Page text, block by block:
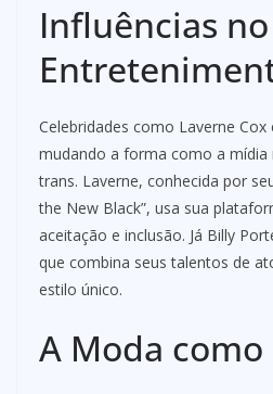
Influências no
Celebridades como Laverne
mudando a forma como a mídia
trans. Laverne, conhecida por
the New Black”, usa sua
aceitação e inclusão. Já Billy
que combina seus talentos de
estilo único.
A Moda como